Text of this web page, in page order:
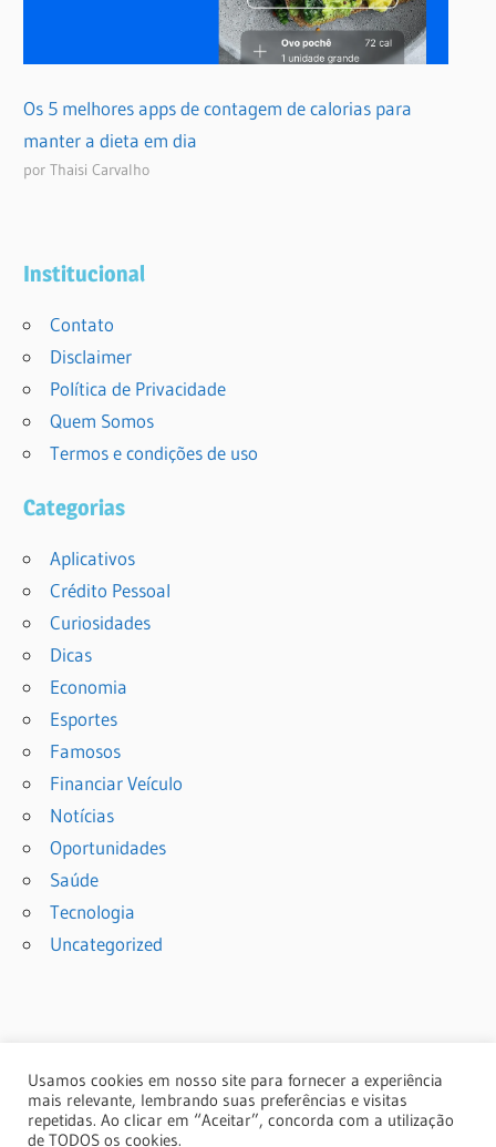
Os 5 melhores apps de contagem de calorias para
manter a dieta em dia
por Thaisi Carvalho
Institucional
Contato
Disclaimer
Política de Privacidade
Quem Somos
Termos e condições de uso
Categorias
Aplicativos
Crédito Pessoal
Curiosidades
Dicas
Economia
Esportes
Famosos
Financiar Veículo
Notícias
Oportunidades
Saúde
Tecnologia
Uncategorized
Usamos cookies em nosso site para fornecer a experiência
mais relevante, lembrando suas preferências e visitas
repetidas. Ao clicar em “Aceitar”, concorda com a utilização
de TODOS os cookies.